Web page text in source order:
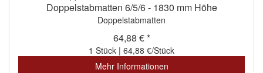
Doppelstabmatten 6/5/6 - 1830 mm Höhe
Doppelstabmatten
64,88 € *
1 Stück | 64,88 €/Stück
Mehr Informationen